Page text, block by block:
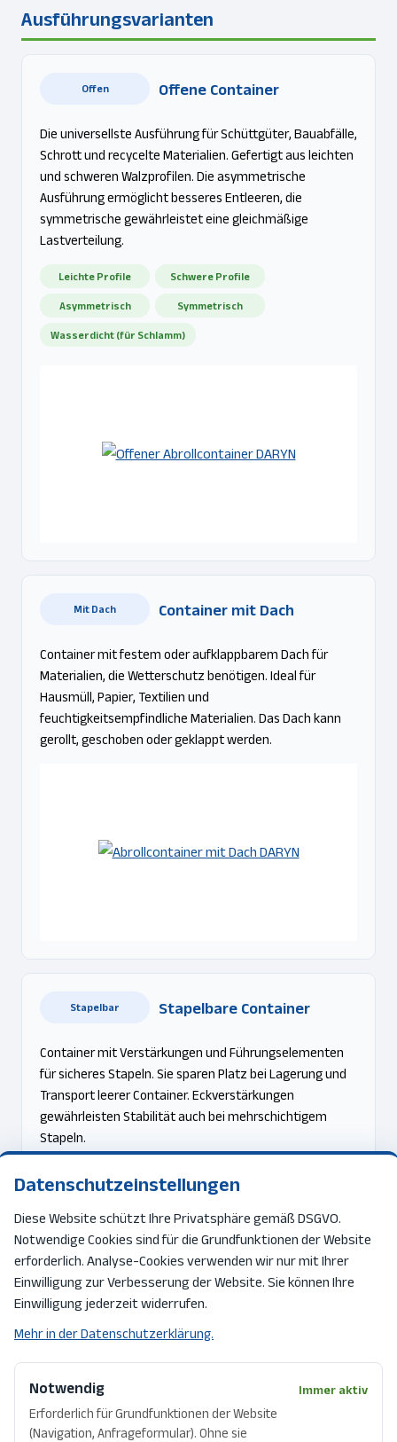
Ausführungsvarianten
Offen Offene Container
Die universellste Ausführung für Schüttgüter, Bauabfälle,
Schrott und recycelte Materialien. Gefertigt aus leichten
und schweren Walzprofilen. Die asymmetrische
Ausführung ermöglicht besseres Entleeren, die
symmetrische gewährleistet eine gleichmäßige
Lastverteilung.
Leichte Profile Schwere Profile
Asymmetrisch Symmetrisch
Wasserdicht (für Schlamm)
Mit Dach Container mit Dach
Container mit festem oder aufklappbarem Dach für
Materialien, die Wetterschutz benötigen. Ideal für
Hausmüll, Papier, Textilien und
feuchtigkeitsempfindliche Materialien. Das Dach kann
gerollt, geschoben oder geklappt werden.
Stapelbar Stapelbare Container
Container mit Verstärkungen und Führungselementen
für sicheres Stapeln. Sie sparen Platz bei Lagerung und
Transport leerer Container. Eckverstärkungen
gewährleisten Stabilität auch bei mehrschichtigem
Stapeln.
Normen und Typen
Datenschutzeinstellungen
Diese Website schützt Ihre Privatsphäre gemäß DSGVO.
Notwendige Cookies sind für die Grundfunktionen der Website
erforderlich. Analyse-Cookies verwenden wir nur mit Ihrer
Einwilligung zur Verbesserung der Website. Sie können Ihre
Einwilligung jederzeit widerrufen.
Mehr in der Datenschutzerklärung.
Notwendig
Erforderlich für Grundfunktionen der Website
(Navigation, Anfrageformular). Ohne sie
Immer aktiv